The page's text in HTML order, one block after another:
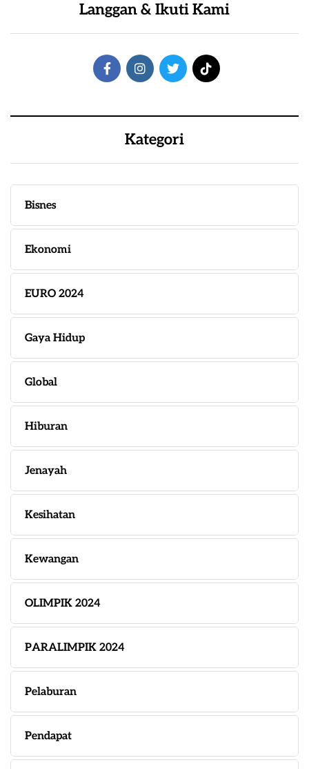
Langgan & Ikuti Kami
Kategori
Bisnes
Ekonomi
EURO 2024
Gaya Hidup
Global
Hiburan
Jenayah
Kesihatan
Kewangan
OLIMPIK 2024
PARALIMPIK 2024
Pelaburan
Pendapat